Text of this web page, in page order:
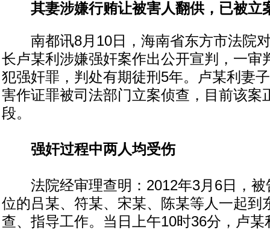
其妻涉嫌行贿让被害人翻供，已被立
南都讯8月10日，海南省东方市法院
长卢某利涉嫌强奸案作出公开宣判，一审
犯强奸罪，判处有期徒刑5年。卢某利妻
害作证罪被司法部门立案侦查，目前该案
段。
强奸过程中两人均受伤
法院经审理查明：2012年3月6日，被
位的吕某、符某、宋某、陈某等人一起到
查、指导工作。当日上午10时36分，卢